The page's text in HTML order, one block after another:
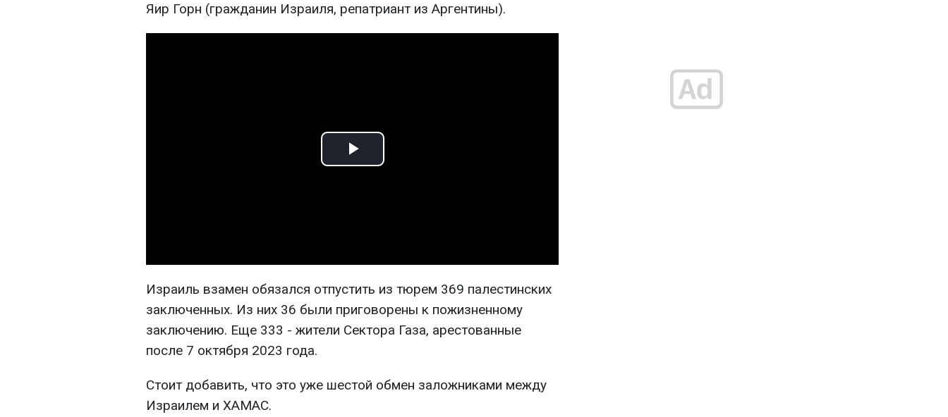
Яир Горн (гражданин Израиля, репатриант из Аргентины).
Play
Израиль взамен обязался отпустить из тюрем 369 палестинских
заключенных. Из них 36 были приговорены к пожизненному
заключению. Еще 333 - жители Сектора Газа, арестованные
после 7 октября 2023 года.
Стоит добавить, что это уже шестой обмен заложниками между
Израилем и ХАМАС.